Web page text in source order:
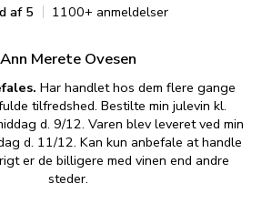
af 5 1100+ anmeldelser
Ann Merete Ovesen
Har handlet hos dem flere gange
tilfredshed. Bestilte min julevin kl.
d. 9/12. Varen blev leveret ved min
d. 11/12. Kan kun anbefale at handle
er de billigere med vinen end andre
steder.